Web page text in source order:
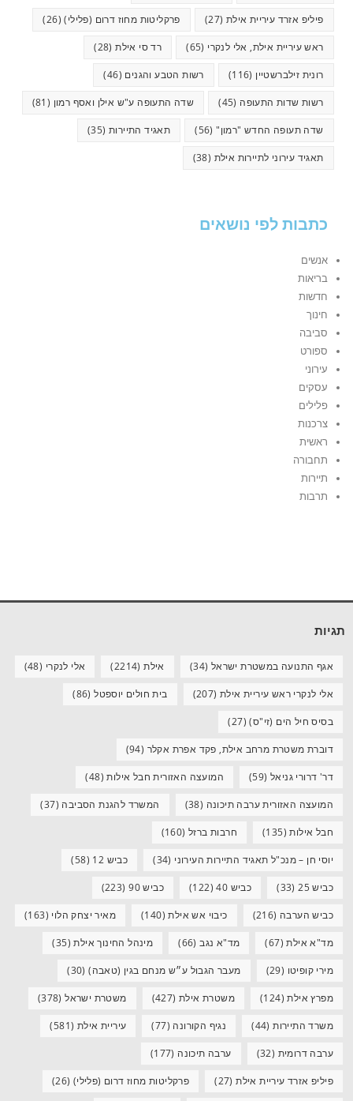
פיליפ אזרד עיריית אילת (27) פרקליטות מחוז דרום (פלילי)(26)
ראש עיריית אילת, אלי לנקרי (65) רד סי אילת(28)
רונית זילברשטיין (116) רשות הטבע והגנים (46)
רשות שדות התעופה (45) שדה התעופה ע"ש אילן ואסף רמון (81)
שדה תעופה החדש "רמון"(56) תאגיד התיירות (35)
תאגיד עירוני לתיירות אילת (38)
כתבות לפי נושאים
אנשים
בריאות
חדשות
חינוך
סביבה
ספורט
עירוני
עסקים
פלילים
צרכנות
ראשית
תחבורה
תיירות
תרבות
תגיות
אגף התנועה במשטרת ישראל (34) אילת(2214) אלי לנקרי (48)
אלי לנקרי ראש עיריית אילת (207) בית חולים יוספטל(86)
בסיס חיל הים (זי"ס)(27)
דוברת משטרת מרחב אילת, פקד אפרת אקלר (94)
דר' דרורי גניאל (59) המועצה האזורית חבל אילות(48)
המועצה האזורית ערבה תיכונה (38) המשרד להגנת הסביבה (37)
חבל אילות(135) חרבות ברזל (160)
יוסי חן – מנכ"ל תאגיד התיירות העירוני (34) כביש 12 (58)
כביש 25 (33) כביש 40 (122) כביש 90 (223)
כביש הערבה (216) כיבוי אש אילת(140) מאיר יצחק הלוי (163)
מד"א אילת(67) מד"א נגב(66) מינהל החינוך אילת(35)
מירי קופיטו (29) מעבר הגבול ע״ש מנחם בגין (טאבה)(30)
מפרץ אילת(124) משטרת אילת (427) משטרת ישראל(378)
משרד התיירות(44) נגיף הקורונה (77) עיריית אילת (581)
ערבה דרומית (32) ערבה תיכונה (177)
פיליפ אזרד עיריית אילת(27) פרקליטות מחוז דרום (פלילי) (26)